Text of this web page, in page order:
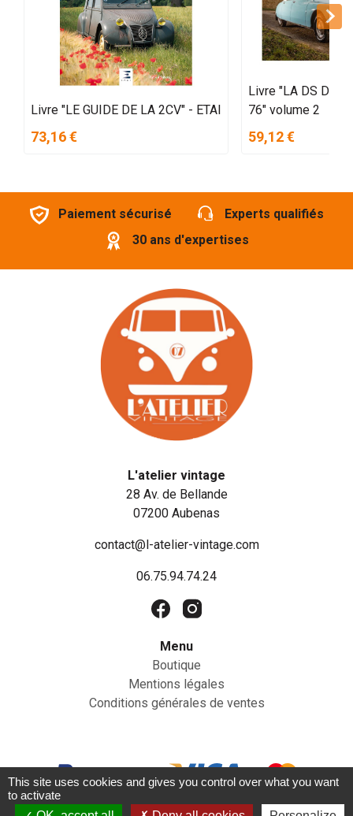
Livre "LE GUIDE DE LA 2CV" - ETAI
73,16 €
Livre "LA DS DE
76" volume 2
59,12 €
Paiement sécurisé
Experts qualifiés
30 ans d'expertises
L'atelier vintage
28 Av. de Bellande
07200 Aubenas
contact@l-atelier-vintage.com
06.75.94.74.24
Menu
Boutique
Mentions légales
Conditions générales de ventes
This site uses cookies and gives you control over what you want
to activate